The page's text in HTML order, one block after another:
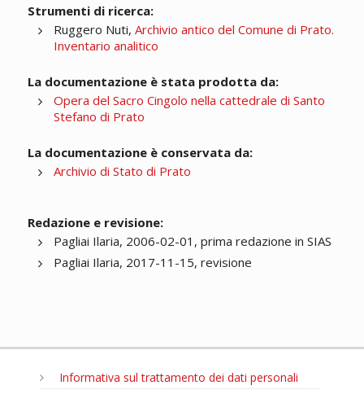
Strumenti di ricerca:
Ruggero Nuti, Archivio antico del Comune di Prato.
Inventario analitico
La documentazione è stata prodotta da:
Opera del Sacro Cingolo nella cattedrale di Santo
Stefano di Prato
La documentazione è conservata da:
Archivio di Stato di Prato
Redazione e revisione:
Pagliai Ilaria, 2006-02-01, prima redazione in SIAS
Pagliai Ilaria, 2017-11-15, revisione
Informativa sul trattamento dei dati personali